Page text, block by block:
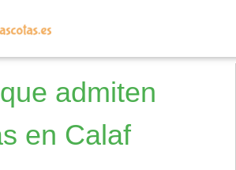
admiten
en Calaf